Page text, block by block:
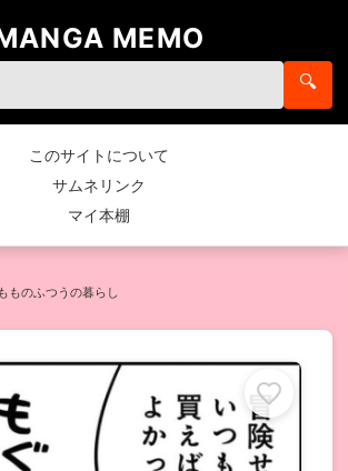
MEMO
🔍
このサイトについて
サムネリンク
マイ本棚
ものふつうの暮らし